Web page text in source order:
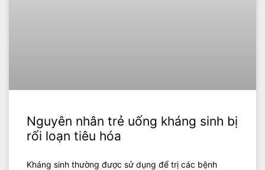
Nguyên nhân trẻ uống kháng sinh bị
rối loạn tiêu hóa
Kháng sinh thường được sử dụng để trị các bệnh